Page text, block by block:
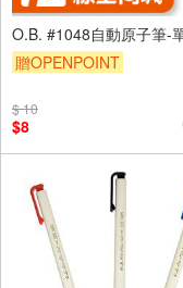
O.B. #1048自動原子筆-
贈OPENPOINT
$ 10
$8